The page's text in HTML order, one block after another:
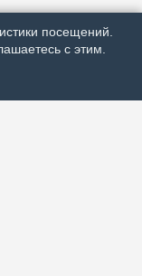
посещений.
с этим.